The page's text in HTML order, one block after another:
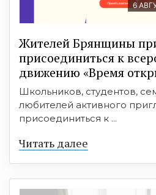
6
Жителей Брянщины
присоединиться к
движению «Время
Школьников, студентов,
любителей активного
присоединиться к ...
Читать далее